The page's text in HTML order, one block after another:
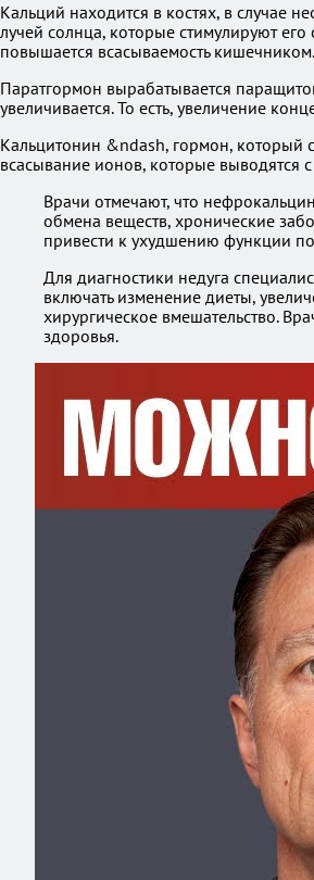
Кальций находится в костях, в случае
лучей солнца, которые стимулируют
повышается всасываемость
Паратгормон вырабатывается
увеличивается. То есть, увеличение
Кальцитонин &ndash, гормон, который
всасывание ионов, которые выводятся
Врачи отмечают, что
обмена веществ, хронические
привести к ухудшению функции
Для диагностики недуга
включать изменение диеты,
хирургическое вмешательство.
здоровья.